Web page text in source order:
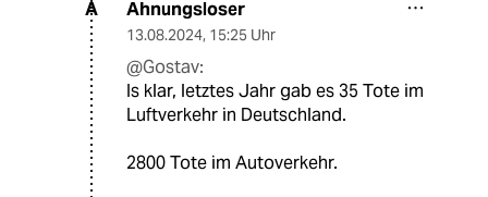
A Ahnungsloser
13.08.2024, 15:25 Uhr
@Gostav:
Is klar, letztes Jahr gab es 35 Tote im
Luftverkehr in Deutschland.
2800 Tote im Autoverkehr.